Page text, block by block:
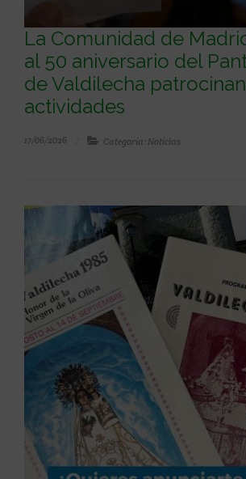
La Comunidad de
al 50 aniversario del
de Valdilecha
actividades
17/06/2026 Categoría: Noticias